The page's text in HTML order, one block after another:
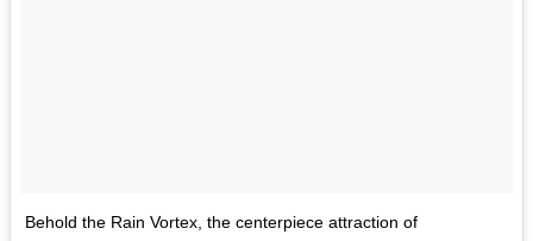
Behold the Rain Vortex, the centerpiece attraction of